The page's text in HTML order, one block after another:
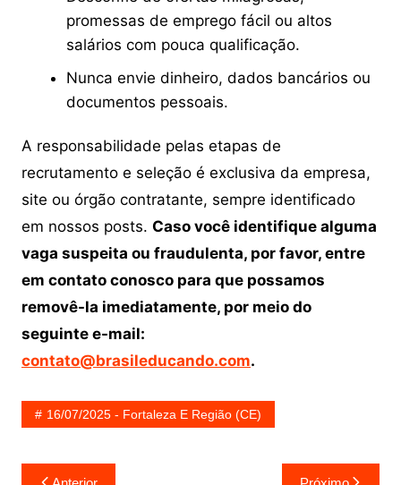
promessas de emprego fácil ou altos
salários com pouca qualificação.
Nunca envie dinheiro, dados bancários ou
documentos pessoais.
A responsabilidade pelas etapas de
recrutamento e seleção é exclusiva da empresa,
site ou órgão contratante, sempre identificado
em nossos posts. Caso você identifique alguma
vaga suspeita ou fraudulenta, por favor, entre
em contato conosco para que possamos
removê-la imediatamente, por meio do
seguinte e-mail:
contato@brasileducando.com.
16/07/2025 - Fortaleza E Região (CE)
Navegação